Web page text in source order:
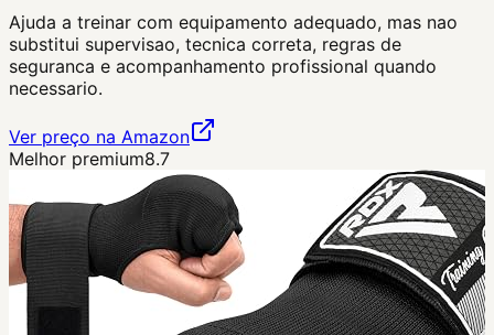
Ajuda a treinar com equipamento adequado, mas nao
substitui supervisao, tecnica correta, regras de
seguranca e acompanhamento profissional quando
necessario.
Ver preço na Amazon
Melhor premium8.7